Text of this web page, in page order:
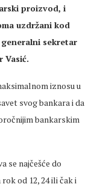
proizvod, i
uzdržani kod
sekretar
Vasić.
iznosu u
svog bankara i da
bankarskim
se najčešće do
od 12, 24 ili čak i